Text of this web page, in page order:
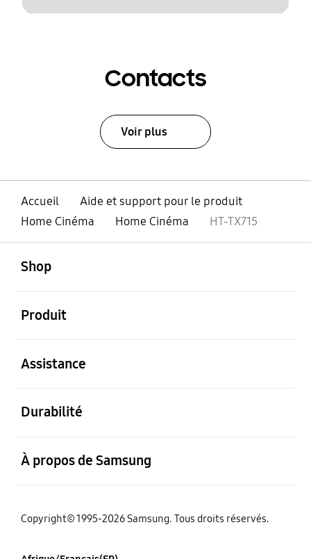
Contacts
Voir plus
Accueil
Aide et support pour le produit
Home Cinéma
Home Cinéma HT-TX715
Shop
Produit
Assistance
Durabilité
À propos de Samsung
Copyright© 1995-2026 Samsung. Tous droits réservés.